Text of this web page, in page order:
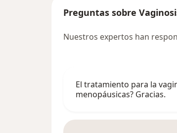
Preguntas sobre
Nuestros expertos han
El tratamiento para la
menopáusicas? Gracias.